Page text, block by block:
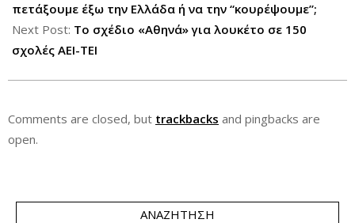
28
πετάξουμε έξω την Ελλάδα ή να την “κουρέψουμε”;
Next Post: Το σχέδιο «Αθηνά» για λουκέτο σε 150
σχολές ΑΕΙ-ΤΕΙ
Comments are closed, but trackbacks and pingbacks are
open.
ΑΝΑΖΉΤΗΣΗ